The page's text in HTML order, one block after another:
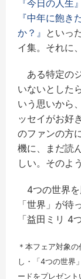
『今日の人生』
『中年に飽き
か？』 といっ
イ集。それに
ある特定の
いないとした
いう思いから
ッセイがお好
のファンの方
機に、まだ読
しい。そのよ
4つの世界を
「世界」が待
「益田ミリ 4
＊本フェア対象
し・「4つの世界
ードをプレゼント